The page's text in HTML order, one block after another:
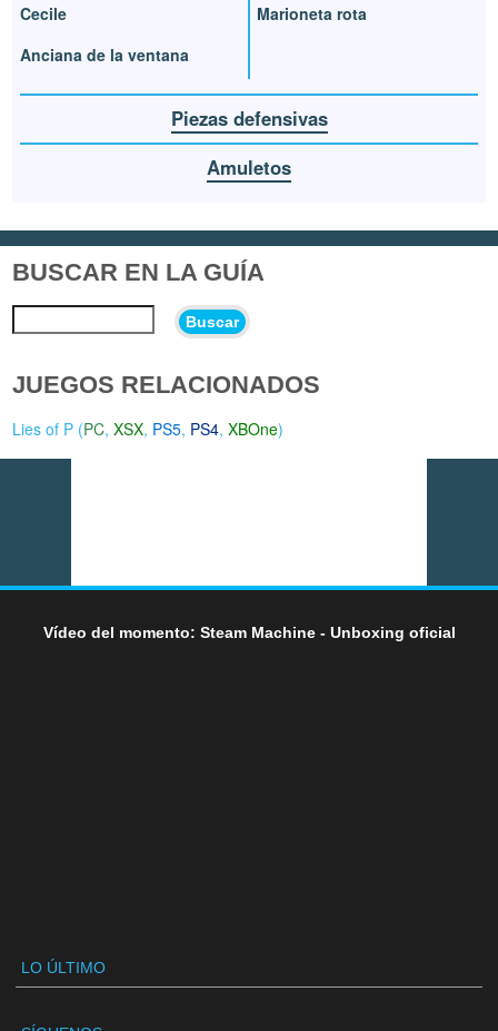
Cecile
Anciana de la ventana
Marioneta rota
Piezas defensivas
Amuletos
BUSCAR EN LA GUÍA
Buscar
JUEGOS RELACIONADOS
Lies of P (PC,XSX, PS5, PS4,XBOne)
Vídeo del momento: Steam Machine - Unboxing oficial
LO ÚLTIMO